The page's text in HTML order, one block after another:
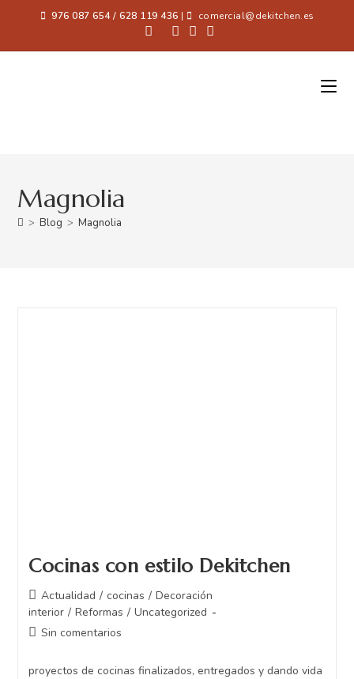
976 087 654 / 628 119 436 | comercial@dekitchen.es
Magnolia
> Blog > Magnolia
Cocinas con estilo Dekitchen
Actualidad / cocinas / Decoración
interior / Reformas / Uncategorized
Sin comentarios
proyectos de cocinas finalizados, entregados y dando vida